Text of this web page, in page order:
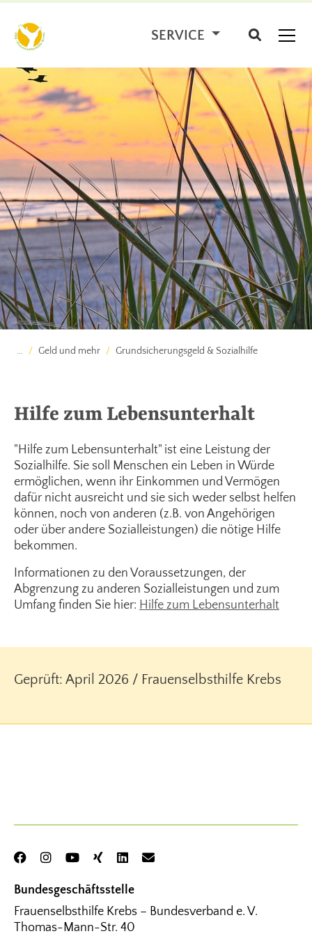
SERVICE
… Geld und mehr Grundsicherungsgeld & Sozialhilfe
Hilfe zum Lebensunterhalt
"Hilfe zum Lebensunterhalt" ist eine Leistung der
Sozialhilfe. Sie soll Menschen ein Leben in Würde
ermöglichen, wenn ihr Einkommen und Vermögen
dafür nicht ausreicht und sie sich weder selbst helfen
können, noch von anderen (z.B. von Angehörigen
oder über andere Sozialleistungen) die nötige Hilfe
bekommen.
Informationen zu den Voraussetzungen, der
Abgrenzung zu anderen Sozialleistungen und zum
Umfang finden Sie hier: Hilfe zum Lebensunterhalt
Geprüft: April 2026 / Frauenselbsthilfe Krebs
Bundesgeschäftsstelle
Frauenselbsthilfe Krebs – Bundesverband e. V.
Thomas-Mann-Str. 40